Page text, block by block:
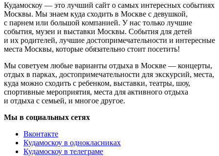
Кудамоскоу — это лучший сайт о самых интересных событиях
Москвы. Мы знаем куда сходить в Москве с девушкой,
с парнем или большой компанией. У нас только лучшие
события, музеи и выставки Москвы. События для детей
и их родителей, лучшие достопримечательности и интересные
места Москвы, которые обязательно стоит посетить!
Мы советуем любые варианты отдыха в Москве — концерты,
отдых в парках, достопримечательности для экскурсий, места,
куда можно сходить с ребенком, выставки, театры, шоу,
спортивные мероприятия, места для активного отдыха
и отдыха с семьей, и многое другое.
Мы в социальных сетях
Вконтакте
Кудамоскоу в однокласниках
Кудамоскоу в телеграме